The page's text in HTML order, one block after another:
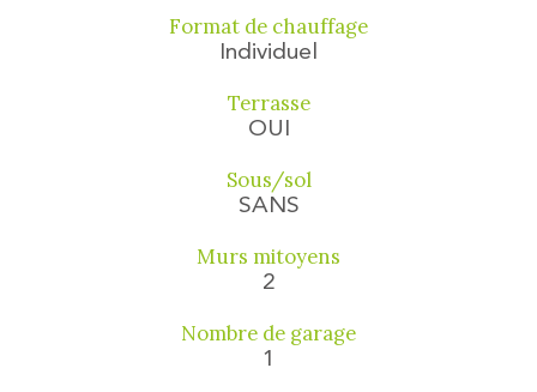
Format de chauffage
Individuel
Terrasse
OUI
Sous/sol
SANS
Murs mitoyens
2
Nombre de garage
1